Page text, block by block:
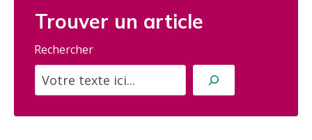
Trouver un article
Rechercher